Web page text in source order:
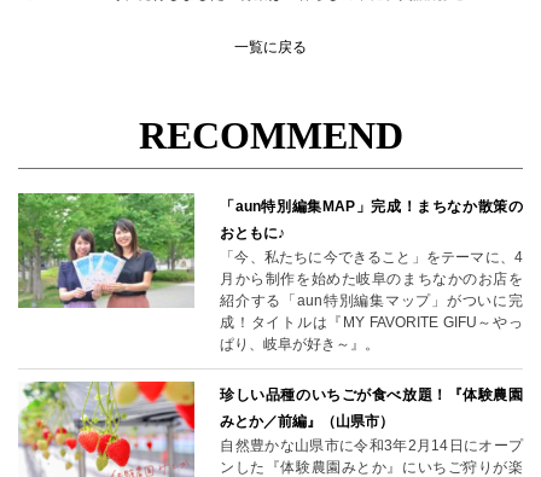
一覧に戻る
RECOMMEND
「aun特別編集MAP」完成！まちなか散策の
おともに♪
「今、私たちに今できること」をテーマに、4
月から制作を始めた岐阜のまちなかのお店を
紹介する「aun特別編集マップ」がついに完
成！タイトルは『MY FAVORITE GIFU～やっ
ぱり、岐阜が好き～』。
珍しい品種のいちごが食べ放題！『体験農園
みとか／前編』（山県市）
自然豊かな山県市に令和3年2月14日にオープ
ンした『体験農園みとか』にいちご狩りが楽